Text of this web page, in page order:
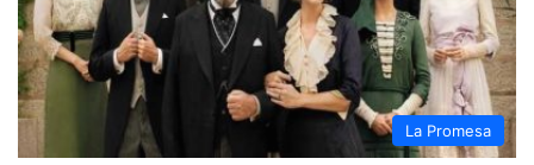
La Promesa